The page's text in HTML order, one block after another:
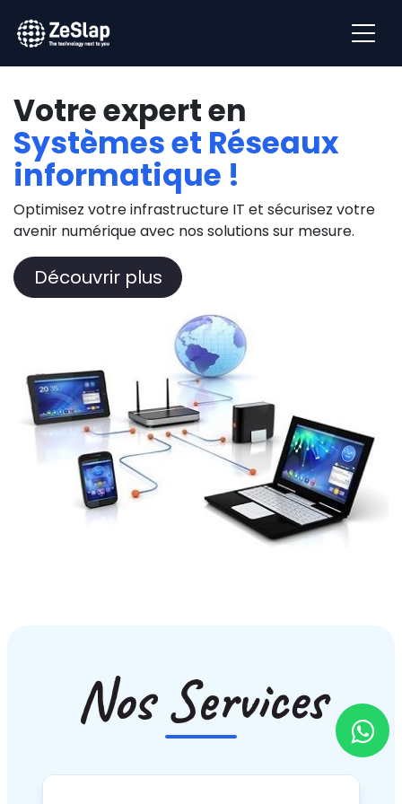
Votre expert en
Systèmes et Réseaux
informatique !
Optimisez votre infrastructure IT et sécurisez votre
avenir numérique avec nos solutions sur mesure.
Découvrir plus
Nos Services